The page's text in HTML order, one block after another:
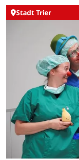
Stadt Trier